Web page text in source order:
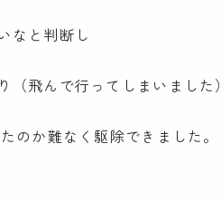
なと判断し
んで行ってしまいました）
のか難なく駆除できました。